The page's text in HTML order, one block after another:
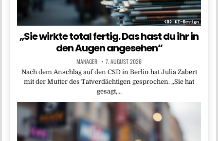
„Sie wirkte total fertig. Das hast du ihr in
den Augen angesehen“
MANAGER 7. AUGUST 2026
Nach dem Anschlag auf den CSD in Berlin hat Julia Zabert
mit der Mutter des Tatverdächtigen gesprochen. „Sie hat
gesagt,…